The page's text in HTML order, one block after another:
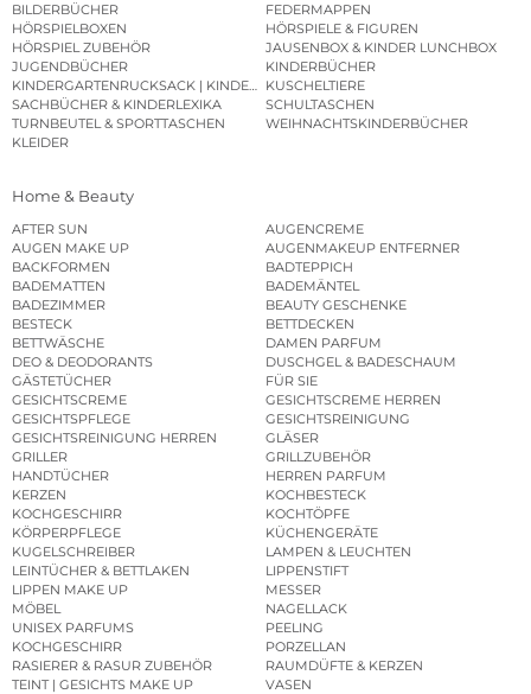
BILDERBÜCHER
FEDERMAPPEN
HÖRSPIELBOXEN
HÖRSPIELE & FIGUREN
HÖRSPIEL ZUBEHÖR
JAUSENBOX & KINDER LUNCHBOX
JUGENDBÜCHER
KINDERBÜCHER
KINDERGARTENRUCKSACK | KINDERGARTENBEUTEL
KUSCHELTIERE
SACHBÜCHER & KINDERLEXIKA
SCHULTASCHEN
TURNBEUTEL & SPORTTASCHEN
WEIHNACHTSKINDERBÜCHER
KLEIDER
Home & Beauty
AFTER SUN
AUGENCREME
AUGEN MAKE UP
AUGENMAKEUP ENTFERNER
BACKFORMEN
BADTEPPICH
BADEMATTEN
BADEMÄNTEL
BADEZIMMER
BEAUTY GESCHENKE
BESTECK
BETTDECKEN
BETTWÄSCHE
DAMEN PARFUM
DEO & DEODORANTS
DUSCHGEL & BADESCHAUM
GÄSTETÜCHER
FÜR SIE
GESICHTSCREME
GESICHTSCREME HERREN
GESICHTSPFLEGE
GESICHTSREINIGUNG
GESICHTSREINIGUNG HERREN
GLÄSER
GRILLER
GRILLZUBEHÖR
HANDTÜCHER
HERREN PARFUM
KERZEN
KOCHBESTECK
KOCHGESCHIRR
KOCHTÖPFE
KÖRPERPFLEGE
KÜCHENGERÄTE
KUGELSCHREIBER
LAMPEN & LEUCHTEN
LEINTÜCHER & BETTLAKEN
LIPPENSTIFT
LIPPEN MAKE UP
MESSER
MÖBEL
NAGELLACK
UNISEX PARFUMS
PEELING
KOCHGESCHIRR
PORZELLAN
RASIERER & RASUR ZUBEHÖR
RAUMDÜFTE & KERZEN
TEINT | GESICHTS MAKE UP
VASEN